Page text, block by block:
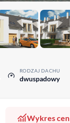
RODZAJ DACHU
dwuspadowy
Wykres cen